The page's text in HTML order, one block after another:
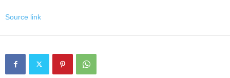
Source link